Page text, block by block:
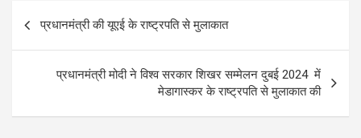
k
navigation
प्रधानमंत्री की यूएई के राष्ट्रपति से मुलाकात
प्रधानमंत्री मोदी ने विश्व सरकार शिखर सम्मेलन दुबई 2024 में
मेडागास्कर के राष्ट्रपति से मुलाकात की